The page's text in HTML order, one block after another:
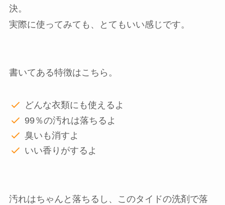
決。
実際に使ってみても、とてもいい感じです。
書いてある特徴はこちら。
どんな衣類にも使えるよ
99％の汚れは落ちるよ
臭いも消すよ
いい香りがするよ
汚れはちゃんと落ちるし、このタイドの洗剤で落